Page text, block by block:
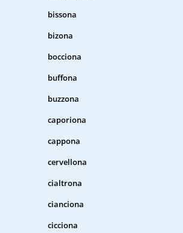
bissona
bizona
bocciona
buffona
buzzona
caporiona
cappona
cervellona
cialtrona
cianciona
cicciona